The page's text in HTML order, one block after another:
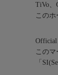
TiVo、
この
Official
この
「